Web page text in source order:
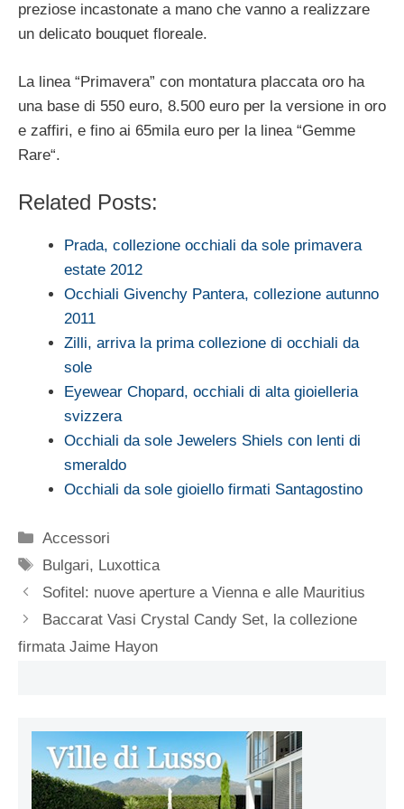
preziose incastonate a mano che vanno a realizzare
un delicato bouquet floreale.
La linea “Primavera” con montatura placcata oro ha
una base di 550 euro, 8.500 euro per la versione in oro
e zaffiri, e fino ai 65mila euro per la linea “Gemme
Rare“.
Related Posts:
Prada, collezione occhiali da sole primavera
estate 2012
Occhiali Givenchy Pantera, collezione autunno
2011
Zilli, arriva la prima collezione di occhiali da
sole
Eyewear Chopard, occhiali di alta gioielleria
svizzera
Occhiali da sole Jewelers Shiels con lenti di
smeraldo
Occhiali da sole gioiello firmati Santagostino
Categorie
Accessori
Tag
Bulgari, Luxottica
Sofitel: nuove aperture a Vienna e alle Mauritius
Baccarat Vasi Crystal Candy Set, la collezione
firmata Jaime Hayon